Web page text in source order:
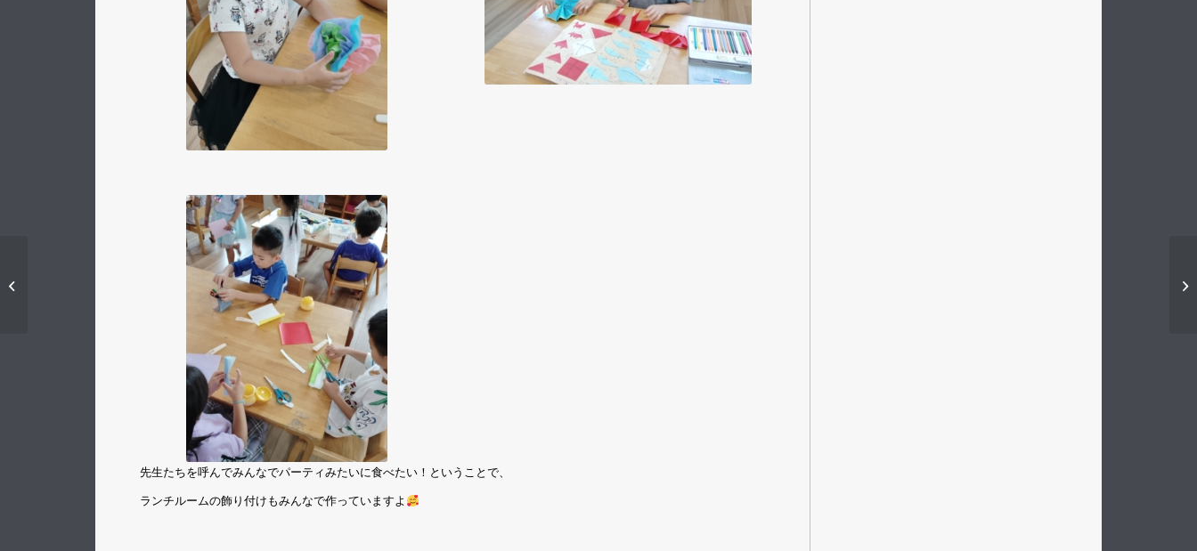
先生たちを呼んでみんなでパーティみたいに食べたい！ということで、
ランチルームの飾り付けもみんなで作っていますよ